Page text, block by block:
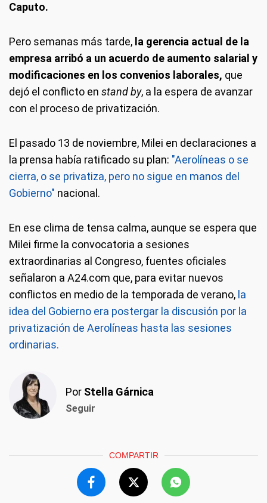
Caputo.
Pero semanas más tarde, la gerencia actual de la
empresa arribó a un acuerdo de aumento salarial y
modificaciones en los convenios laborales, que
dejó el conflicto en stand by, a la espera de avanzar
con el proceso de privatización.
El pasado 13 de noviembre, Milei en declaraciones a
la prensa había ratificado su plan: "Aerolíneas o se
cierra, o se privatiza, pero no sigue en manos del
Gobierno" nacional.
En ese clima de tensa calma, aunque se espera que
Milei firme la convocatoria a sesiones
extraordinarias al Congreso, fuentes oficiales
señalaron a A24.com que, para evitar nuevos
conflictos en medio de la temporada de verano, la
idea del Gobierno era postergar la discusión por la
privatización de Aerolíneas hasta las sesiones
ordinarias.
Por Stella Gárnica
Seguir
COMPARTIR